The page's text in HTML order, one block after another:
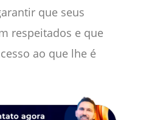
que seus
respeitados e que
ao que lhe é